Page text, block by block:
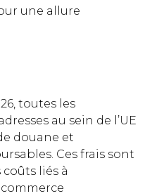
une allure
toutes les
au sein de l’UE
douane et
Ces frais sont
liés à